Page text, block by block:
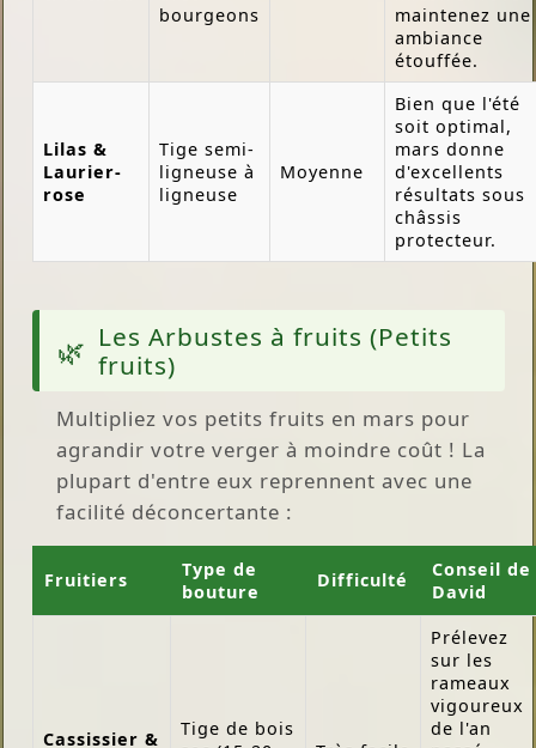
bourgeons
maintenez une
ambiance
étouffée.
Lilas &
Laurier-
rose
Tige semi-
ligneuse à
ligneuse
Moyenne
Bien que l'été
soit optimal,
mars donne
d'excellents
résultats sous
châssis
protecteur.
Les Arbustes à fruits (Petits
fruits)
Multipliez vos petits fruits en mars pour
agrandir votre verger à moindre coût ! La
plupart d'entre eux reprennent avec une
facilité déconcertante :
Fruitiers
Type de
bouture
Difficulté
Conseil de
David
Cassissier &
Tige de bois
Prélevez
sur les
rameaux
vigoureux
de l'an